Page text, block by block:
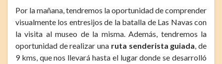
Por la mañana, tendremos la oportunidad de comprender
visualmente los entresijos de la batalla de Las Navas con
la visita al museo de la misma. Además, tendremos la
oportunidad de realizar una ruta senderista guiada, de
9 kms, que nos llevará hasta el lugar donde se desarrolló